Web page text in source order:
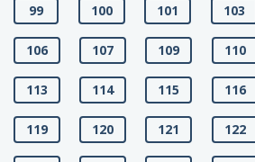
99 100 101 103
106 107 109 110
113 114 115 116
119 120 121 122